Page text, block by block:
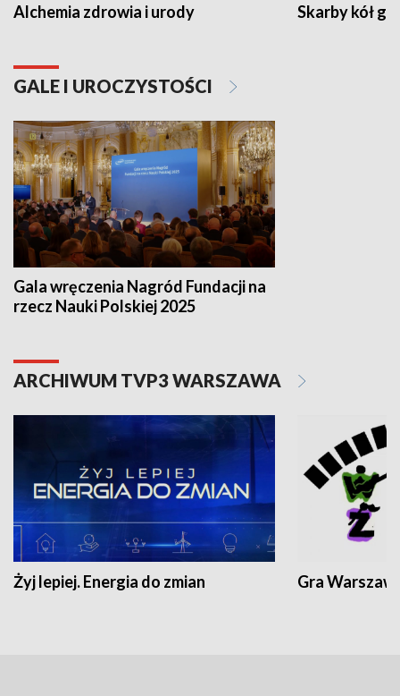
Alchemia zdrowia i urody Skarby kół
GALE I UROCZYSTOŚCI
Gala wręczenia Nagród Fundacji na
rzecz Nauki Polskiej 2025
ARCHIWUM TVP3 WARSZAWA
Żyj lepiej. Energia do zmian Gra